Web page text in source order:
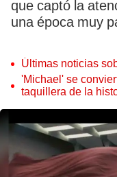
que captó la
una época muy
Últimas noticias
'Michael' se
taquillera de la